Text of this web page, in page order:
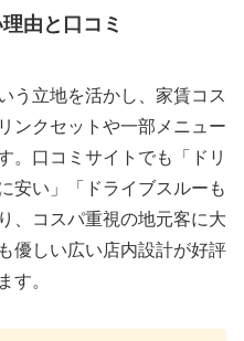
由と口コミ
う立地を活かし、家賃コス
ンクセットや一部メニュー
。口コミサイトでも「ドリ
安い」「ドライブスルーも
、コスパ重視の地元客に大
優しい広い店内設計が好評
す。